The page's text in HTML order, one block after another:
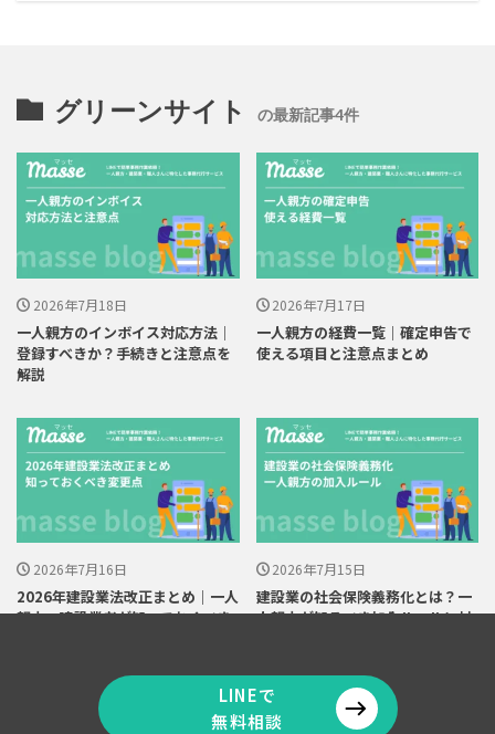
グリーンサイト の最新記事4件
2026年7月18日
一人親方のインボイス対応方法｜
登録すべきか？手続きと注意点を
解説
2026年7月17日
一人親方の経費一覧｜確定申告で
使える項目と注意点まとめ
2026年7月16日
2026年建設業法改正まとめ｜一人
親方・建設業者が知っておくべき
2026年7月15日
建設業の社会保険義務化とは？一
人親方が知るべき加入ルールと対
LINEで
無料相談